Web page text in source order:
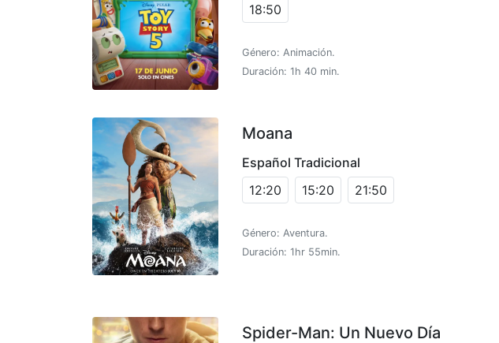
18:50
Género: Animación.
Duración: 1h 40 min.
Moana
Español Tradicional
12:20
15:20 21:50
Género: Aventura.
Duración: 1hr 55min.
Spider-Man: Un Nuevo Día